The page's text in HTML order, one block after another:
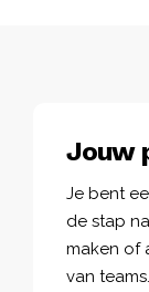
Jouw
Je bent
de stap
maken of
van